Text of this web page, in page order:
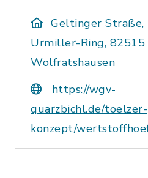
Geltinger Straße,
Urmiller-Ring, 82515
Wolfratshausen
https://wgv-
quarzbichl.de/toelzer-
konzept/